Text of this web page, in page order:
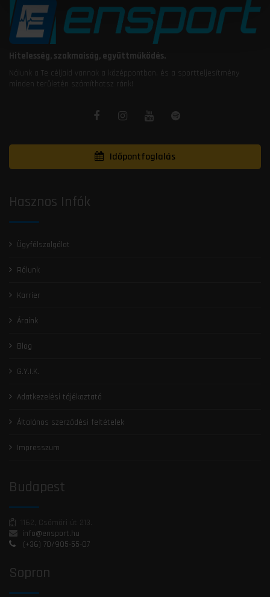
Hitelesség, szakmaiság, együttműködés.
Nálunk a Te céljaid vannak a középpontban, és a sportteljesítmény
minden területén számíthatsz ránk!
Időpontfoglalás
Hasznos Infók
Ügyfélszolgálat
Rólunk
Karrier
Áraink
Blog
G.Y.I.K.
Adatkezelési tájékoztató
Általános szerződési feltételek
Impresszum
Budapest
1162, Csömöri út 213.
info@ensport.hu
(+36) 70/905-55-07
Sopron